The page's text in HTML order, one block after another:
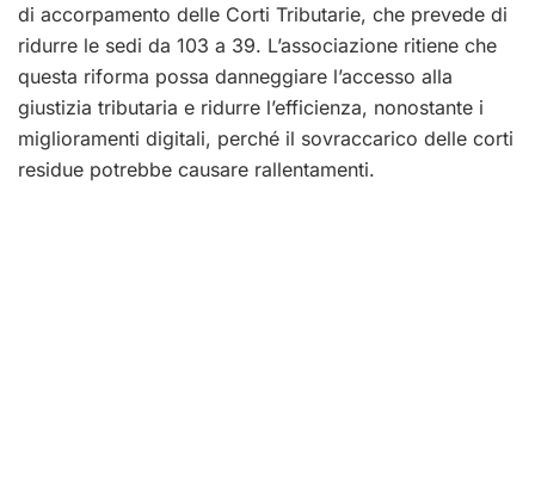
di accorpamento delle Corti Tributarie, che prevede di
ridurre le sedi da 103 a 39. L’associazione ritiene che
questa riforma possa danneggiare l’accesso alla
giustizia tributaria e ridurre l’efficienza, nonostante i
miglioramenti digitali, perché il sovraccarico delle corti
residue potrebbe causare rallentamenti.